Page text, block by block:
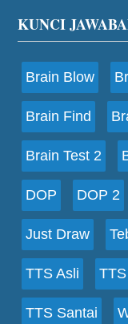
Footer
KUNCI
Brain Blow
Brain Find
Brain Test 2
DOP DOP 2
Just Draw
TTS Asli
TTS Santai